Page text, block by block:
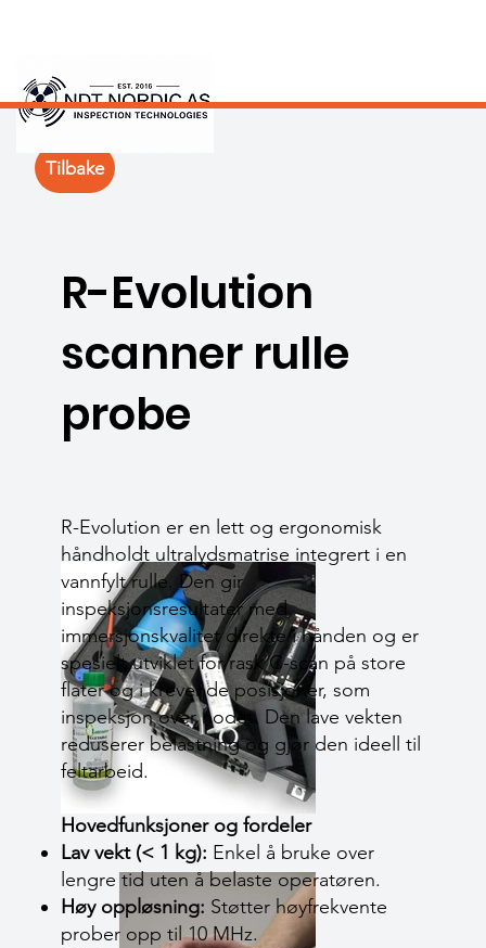
R-Evolution
scanner rulle
probe
R-Evolution er en lett og ergonomisk
håndholdt ultralydsmatrise integrert i en
vannfylt rulle. Den gir
inspeksjonsresultater med
immersjonskvalitet direkte i hånden og er
spesielt utviklet for rask C-scan på store
flater og i krevende posisjoner, som
inspeksjon over hodet. Den lave vekten
reduserer belastning og gjør den ideell til
feltarbeid.
Hovedfunksjoner og fordeler
Lav vekt (< 1 kg): Enkel å bruke over
lengre tid uten å belaste operatøren.
Høy oppløsning: Støtter høyfrekvente
prober opp til 10 MHz.
Tilbake